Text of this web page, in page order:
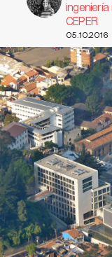
CEPER
05.10.2016